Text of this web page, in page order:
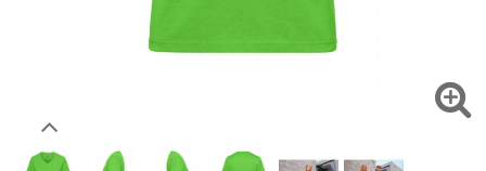
Voudriez-vous acheter des produits pour votre besoin
